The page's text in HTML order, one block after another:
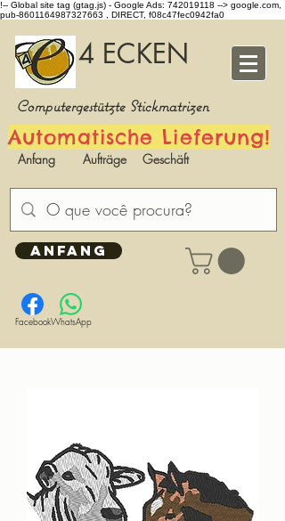
!-- Global site tag (gtag.js) - Google Ads: 742019118 --> google.com,
pub-8601164987327663 , DIRECT, f08c47fec0942fa0
4 ECKEN
Computergestützte Stickmatrizen
Automatische Lieferung!
Anfang Aufträge Geschäft
ANFANG
FacebookWhatsApp